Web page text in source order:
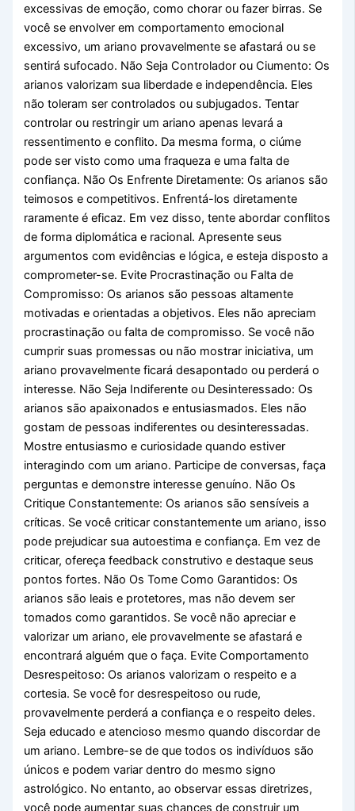
excessivas de emoção, como chorar ou fazer birras. Se
você se envolver em comportamento emocional
excessivo, um ariano provavelmente se afastará ou se
sentirá sufocado. Não Seja Controlador ou Ciumento: Os
arianos valorizam sua liberdade e independência. Eles
não toleram ser controlados ou subjugados. Tentar
controlar ou restringir um ariano apenas levará a
ressentimento e conflito. Da mesma forma, o ciúme
pode ser visto como uma fraqueza e uma falta de
confiança. Não Os Enfrente Diretamente: Os arianos são
teimosos e competitivos. Enfrentá-los diretamente
raramente é eficaz. Em vez disso, tente abordar conflitos
de forma diplomática e racional. Apresente seus
argumentos com evidências e lógica, e esteja disposto a
comprometer-se. Evite Procrastinação ou Falta de
Compromisso: Os arianos são pessoas altamente
motivadas e orientadas a objetivos. Eles não apreciam
procrastinação ou falta de compromisso. Se você não
cumprir suas promessas ou não mostrar iniciativa, um
ariano provavelmente ficará desapontado ou perderá o
interesse. Não Seja Indiferente ou Desinteressado: Os
arianos são apaixonados e entusiasmados. Eles não
gostam de pessoas indiferentes ou desinteressadas.
Mostre entusiasmo e curiosidade quando estiver
interagindo com um ariano. Participe de conversas, faça
perguntas e demonstre interesse genuíno. Não Os
Critique Constantemente: Os arianos são sensíveis a
críticas. Se você criticar constantemente um ariano, isso
pode prejudicar sua autoestima e confiança. Em vez de
criticar, ofereça feedback construtivo e destaque seus
pontos fortes. Não Os Tome Como Garantidos: Os
arianos são leais e protetores, mas não devem ser
tomados como garantidos. Se você não apreciar e
valorizar um ariano, ele provavelmente se afastará e
encontrará alguém que o faça. Evite Comportamento
Desrespeitoso: Os arianos valorizam o respeito e a
cortesia. Se você for desrespeitoso ou rude,
provavelmente perderá a confiança e o respeito deles.
Seja educado e atencioso mesmo quando discordar de
um ariano. Lembre-se de que todos os indivíduos são
únicos e podem variar dentro do mesmo signo
astrológico. No entanto, ao observar essas diretrizes,
você pode aumentar suas chances de construir um